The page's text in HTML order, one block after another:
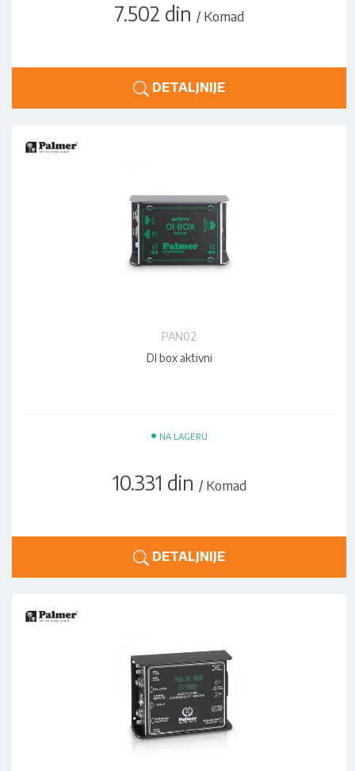
7.502 din / Komad
DETALJNIJE
PAN02
DI box aktivni
• NA LAGERU
10.331 din / Komad
DETALJNIJE